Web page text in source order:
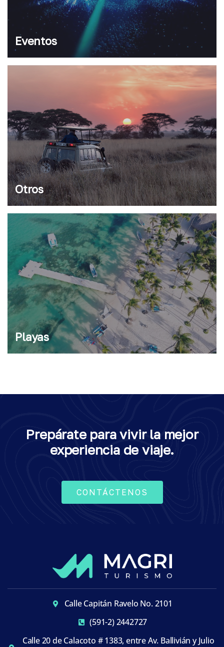
Eventos
Otros
Playas
Prepárate para vivir la mejor
experiencia de viaje.
CONTÁCTENOS
Calle Capitán Ravelo No. 2101
(591-2) 2442727
Calle 20 de Calacoto # 1383, entre Av. Ballivián y Julio